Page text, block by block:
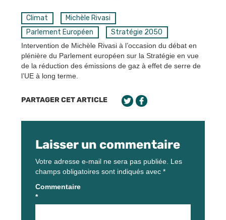
Climat
Michèle Rivasi
Parlement Européen
Stratégie 2050
Intervention de Michèle Rivasi à l’occasion du débat en
plénière du Parlement européen sur la Stratégie en vue
de la réduction des émissions de gaz à effet de serre de
l’UE à long terme.
PARTAGER CET ARTICLE
Laisser un commentaire
Votre adresse e-mail ne sera pas publiée. Les
champs obligatoires sont indiqués avec *
Commentaire
*